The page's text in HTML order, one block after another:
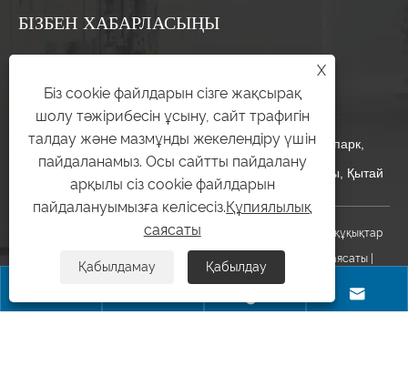
БІЗБЕН ХАБАРЛАСЫҢЫ
yitailock@yitailock.com
№ 16, Джингюн жол, Джингсхан Индустриалды парк,
Хуангуа, Еуекинг қаласы, Жезеген провинциясы, Қытай
Авторлық құқық © 2025 Zhejiang Yitai Lock Co., Ltd. Барлық құқықтар
қорғалған.Links XML Құпиялылық саясаты|

X
Біз cookie файлдарын сізге жақсырақ
шолу тәжірибесін ұсыну, сайт трафигін
талдау және мазмұнды жекелендіру үшін
пайдаланамыз. Осы сайтты пайдалану
арқылы сіз cookie файлдарын
пайдалануымызға келісесіз.Құпиялылық
саясаты
Қабылдамау Қабылдау